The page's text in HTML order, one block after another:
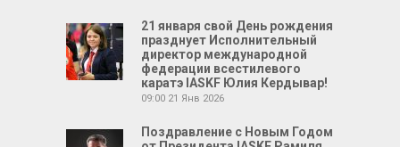
21 января свой День рождения
празднует Исполнительный
директор международной
федерации всестилевого
каратэ IASKF Юлия Кердывар!
09:00 21 Янв 2026
Поздравление с Новым Годом